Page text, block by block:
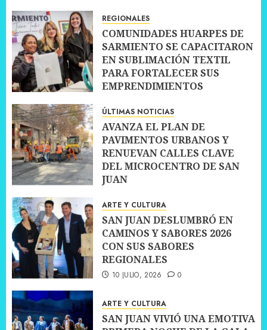
REGIONALES
COMUNIDADES HUARPES DE
SARMIENTO SE CAPACITARON
EN SUBLIMACIÓN TEXTIL
PARA FORTALECER SUS
EMPRENDIMIENTOS
ÚLTIMAS NOTICIAS
AVANZA EL PLAN DE
PAVIMENTOS URBANOS Y
RENUEVAN CALLES CLAVE
DEL MICROCENTRO DE SAN
JUAN
ARTE Y CULTURA
SAN JUAN DESLUMBRÓ EN
CAMINOS Y SABORES 2026
CON SUS SABORES
REGIONALES
10 JULIO, 2026 0
ARTE Y CULTURA
SAN JUAN VIVIÓ UNA EMOTIVA